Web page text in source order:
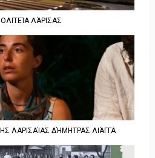
ΛΆΡΙΣΑΣ
ΛΑΡΙΣΑΊΑΣ ΔΉΜΗΤΡΑΣ ΛΙΆΓΓΑ